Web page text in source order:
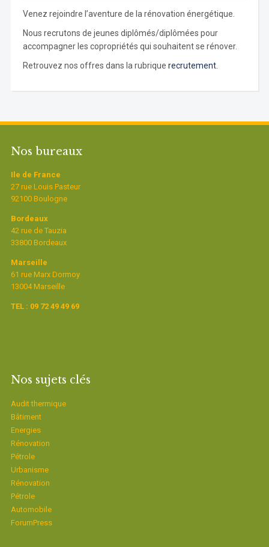
Venez rejoindre l’aventure de la rénovation énergétique.
Nous recrutons de jeunes diplômés/diplômées pour
accompagner les copropriétés qui souhaitent se rénover.
Retrouvez nos offres dans la rubrique recrutement.
Nos bureaux
Ile de France
27 rue Louis Pasteur
92100 Boulogne
Bordeaux
42 rue de Tauzia
33800 Bordeaux
Marseille
61 rue Marx Dormoy
13004 Marseille
TEL : 09 72 49 49 69
Nos sujets clés
Audit thermique
Bâtiment
Energies
Rénovation
Pétrole
Urbanisme
Rénovation
Pétrole
Automobile
ForumPress